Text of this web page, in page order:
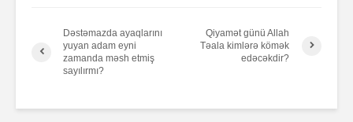
Dəstəmazda ayaqlarını
yuyan adam eyni
zamanda məsh etmiş
sayılırmı?
Qiyamət günü Allah
Təala kimlərə kömək
edəcəkdir?